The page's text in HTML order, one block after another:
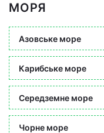
МОРЯ
Азовське море
Карибське море
Середземне море
Чорне море